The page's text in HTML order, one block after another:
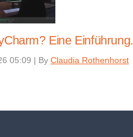
Eine Einführung.
05:09 | By Claudia Rothenhorst